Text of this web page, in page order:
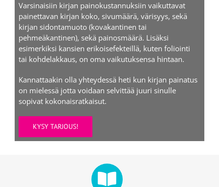
Varsinaisiin kirjan painokustannuksiin vaikuttavat
painettavan kirjan koko, sivumäärä, värisyys, sekä
kirjan sidontamuoto (kovakantinen tai
pehmeäkantinen), sekä painosmäärä. Lisäksi
esimerkiksi kansien erikoisefekteillä, kuten foliointi
tai kohdelakkaus, on oma vaikutuksensa hintaan.
Kannattaakin olla yhteydessä heti kun kirjan painatus
on mielessä jotta voidaan selvittää juuri sinulle
sopivat kokonaisratkaisut.
KYSY TARJOUS!